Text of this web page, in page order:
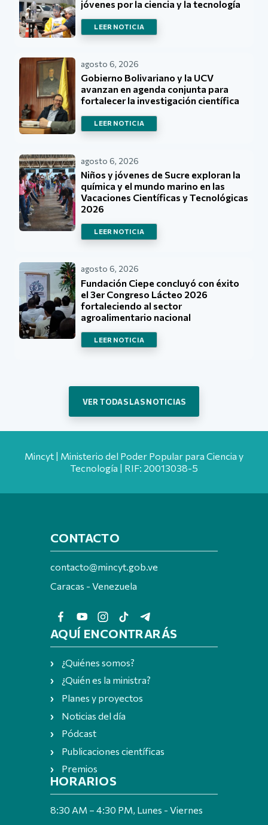
jóvenes por la ciencia y la tecnología
LEER NOTICIA
agosto 6, 2026
Gobierno Bolivariano y la UCV
avanzan en agenda conjunta para
fortalecer la investigación científica
LEER NOTICIA
agosto 6, 2026
Niños y jóvenes de Sucre exploran la
química y el mundo marino en las
Vacaciones Científicas y Tecnológicas
2026
LEER NOTICIA
agosto 6, 2026
Fundación Ciepe concluyó con éxito
el 3er Congreso Lácteo 2026
fortaleciendo al sector
agroalimentario nacional
LEER NOTICIA
VER TODAS LAS NOTICIAS
Mincyt | Ministerio del Poder Popular para Ciencia y
Tecnología | RIF: 20013038-5
CONTACTO
contacto@mincyt.gob.ve
Caracas - Venezuela
AQUÍ ENCONTRARÁS
¿Quiénes somos?
¿Quién es la ministra?
Planes y proyectos
Noticias del día
Pódcast
Publicaciones científicas
Premios
HORARIOS
8:30 AM – 4:30 PM, Lunes - Viernes